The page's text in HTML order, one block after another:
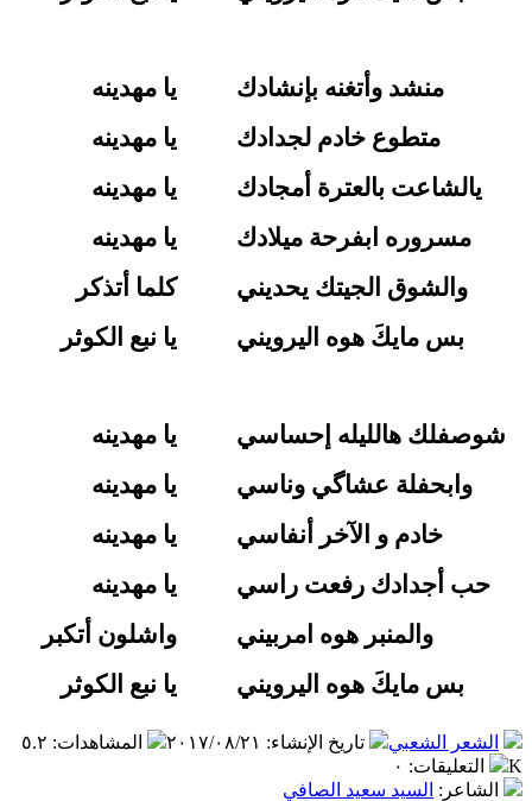
منشد وأتغنه بإنشادك
متطوع خادم لجدادك
يالشاعت بالعترة أمجادك
مسروره ابفرحة ميلادك
والشوق الجيتك يحديني
بس مايكَ هوه اليرويني
يا مهدينه
يا مهدينه
يا مهدينه
يا مهدينه
كلما أتذكر
يا نبع الكوثر
شوصفلك هالليله إحساسي
وابحفلة عشاگي وناسي
خادم و الآخر أنفاسي
حب أجدادك رفعت راسي
والمنبر هوه امربيني
بس مايكَ هوه اليرويني
يا مهدينه
يا مهدينه
يا مهدينه
يا مهدينه
واشلون أتكبر
يا نبع الكوثر
الشعر الشعبي تاريخ الإنشاء: ٢٠١٧/٠٨/٢١ المشاهدات: ٥.٢
K
التعليقات: ٠
الشاعر : السيد سعيد الصافي